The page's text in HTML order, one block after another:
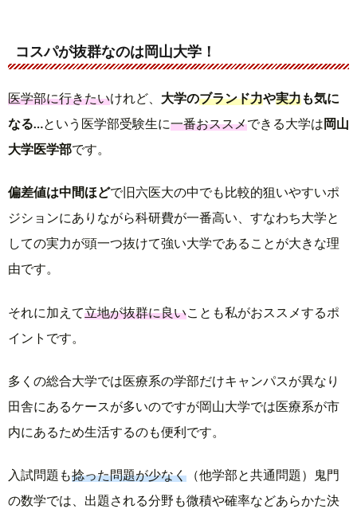
コスパが抜群なのは岡山大学！
医学部に行きたいけれど、 大学のブランド力や実力も気に
なる…
という医学部受験生に一番おススメできる大学は岡山
大学医学部です。
偏差値は中間ほどで旧六医大の中でも比較的狙いやすいポ
ジションにありながら科研費が一番高い、すなわち大学と
しての実力が頭一つ抜けて強い大学であることが大きな理
由です。
それに加えて立地が抜群に良い ことも私がおススメするポ
イントです。
多くの総合大学では医療系の学部だけキャンパスが異なり
田舎にあるケースが多いのですが岡山大学では医療系が市
内にあるため生活するのも便利です。
入試問題も捻った問題が少なく （他学部と共通問題）鬼門
の数学では、出題される分野も微積や確率などあらかた決